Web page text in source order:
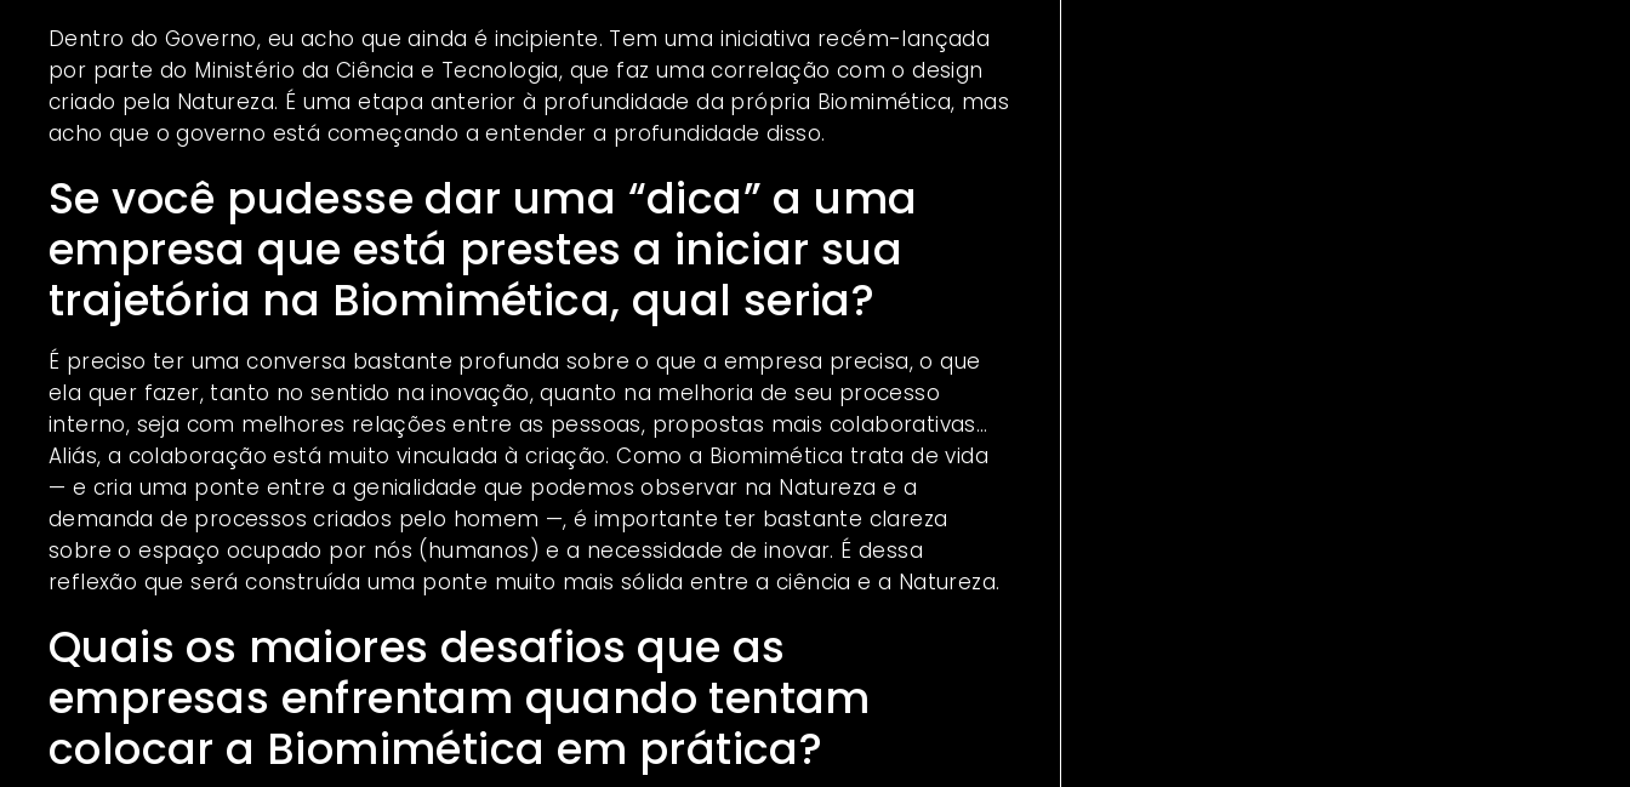
Dentro do Governo, eu acho que ainda é incipiente. Tem uma iniciativa recém-lançada
por parte do Ministério da Ciência e Tecnologia, que faz uma correlação com o design
criado pela Natureza. É uma etapa anterior à profundidade da própria Biomimética, mas
acho que o governo está começando a entender a profundidade disso.
Se você pudesse dar uma “dica” a uma
empresa que está prestes a iniciar sua
trajetória na Biomimética, qual seria?
É preciso ter uma conversa bastante profunda sobre o que a empresa precisa, o que
ela quer fazer, tanto no sentido na inovação, quanto na melhoria de seu processo
interno, seja com melhores relações entre as pessoas, propostas mais colaborativas…
Aliás, a colaboração está muito vinculada à criação. Como a Biomimética trata de vida
— e cria uma ponte entre a genialidade que podemos observar na Natureza e a
demanda de processos criados pelo homem —, é importante ter bastante clareza
sobre o espaço ocupado por nós (humanos) e a necessidade de inovar. É dessa
reflexão que será construída uma ponte muito mais sólida entre a ciência e a Natureza.
Quais os maiores desafios que as
empresas enfrentam quando tentam
colocar a Biomimética em prática?